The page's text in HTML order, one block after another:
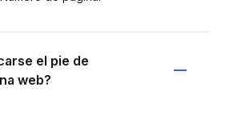
el pie de
web?